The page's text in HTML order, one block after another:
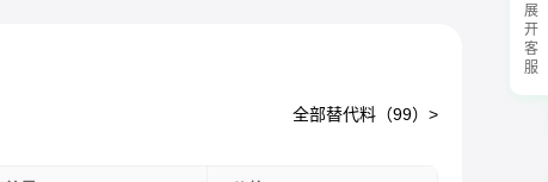
全部替代料（99）>
展开客服